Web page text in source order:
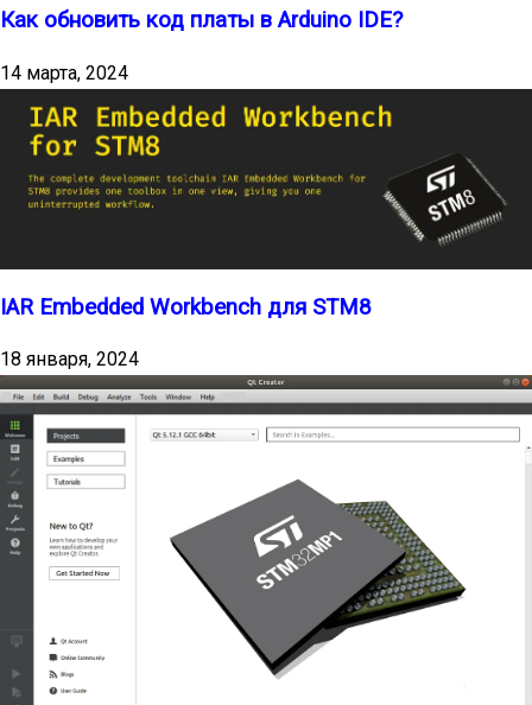
Как обновить код платы в Arduino IDE?
14 марта, 2024
IAR Embedded Workbench для STM8
18 января, 2024